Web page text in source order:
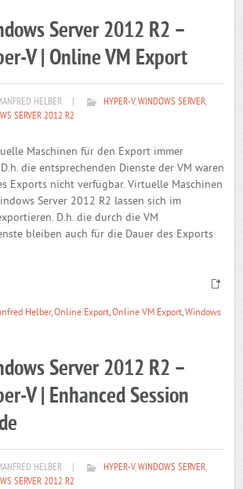
Server 2012 R2 –
V | Online VM Export
HELBER HYPER-V,WINDOWS SERVER,
SERVER 2012 R2
Maschinen für den Export immer
die entsprechenden Dienste der VM waren
Exports nicht verfügbar. Virtuelle Maschinen
Server 2012 R2 lassen sich im
D.h. die durch die VM
bleiben auch für die Dauer des Exports
Helber,Online Export,Online VM Export,Windows
Server 2012 R2 –
V | Enhanced Session
HELBER HYPER-V,WINDOWS SERVER,
SERVER 2012 R2